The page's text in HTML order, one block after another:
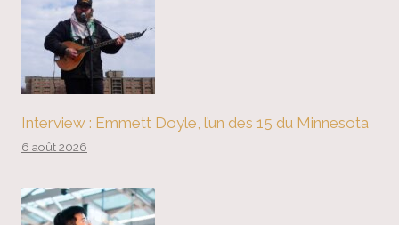
Interview : Emmett Doyle, l’un des 15 du Minnesota
6 août 2026